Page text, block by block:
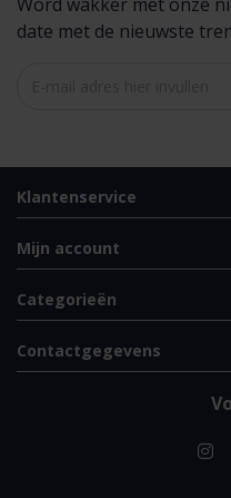
Word wakker met onze
date met de nieuwste
Klantenservice
Mijn account
Categorieën
Contactgegevens